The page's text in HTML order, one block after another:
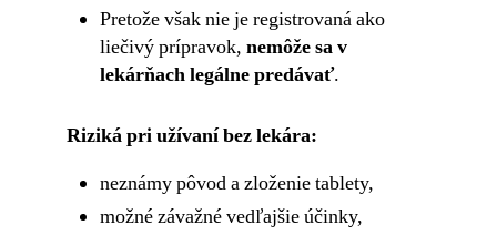
Pretože však nie je registrovaná ako
liečivý prípravok, nemôže sa v
lekárňach legálne predávať.
Riziká pri užívaní bez lekára:
neznámy pôvod a zloženie tablety,
možné závažné vedľajšie účinky,